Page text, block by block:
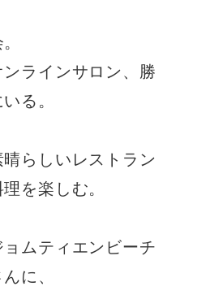
ラインサロン、勝
る。
らしいレストラン
を楽しむ。
ムティエンビーチ
に、